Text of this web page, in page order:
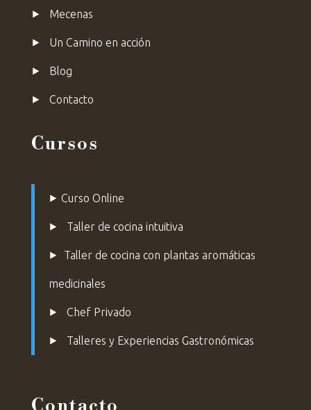
⯈ Mecenas
⯈ Un Camino en acción
⯈ Blog
⯈ Contacto
Cursos
⯈ Curso Online
⯈ Taller de cocina intuitiva
⯈ Taller de cocina con plantas aromáticas
medicinales
⯈ Chef Privado
⯈ Talleres y Experiencias Gastronómicas